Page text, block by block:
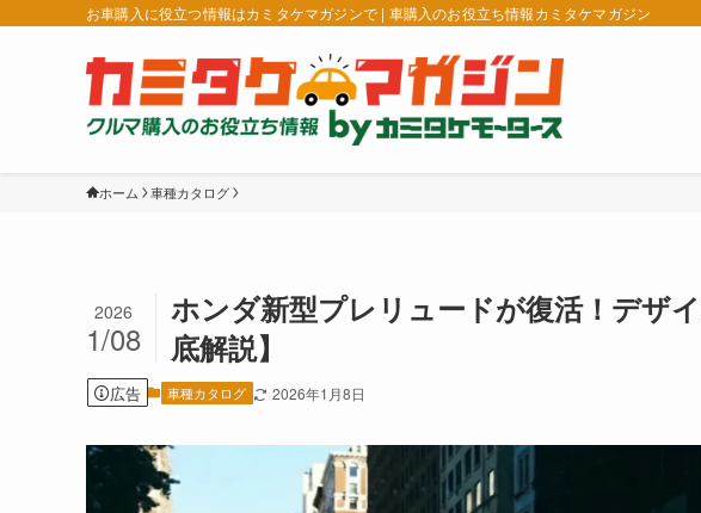
お車購入に役立つ情報はカミタケマガジンで | 車購入のお役立ち情報カミタケマガジン
ホーム 車種カタログ
ホンダ新型プレリュードが復活！デザ
底解説】
2026
1/08
広告 車種カタログ 2026年1月8日